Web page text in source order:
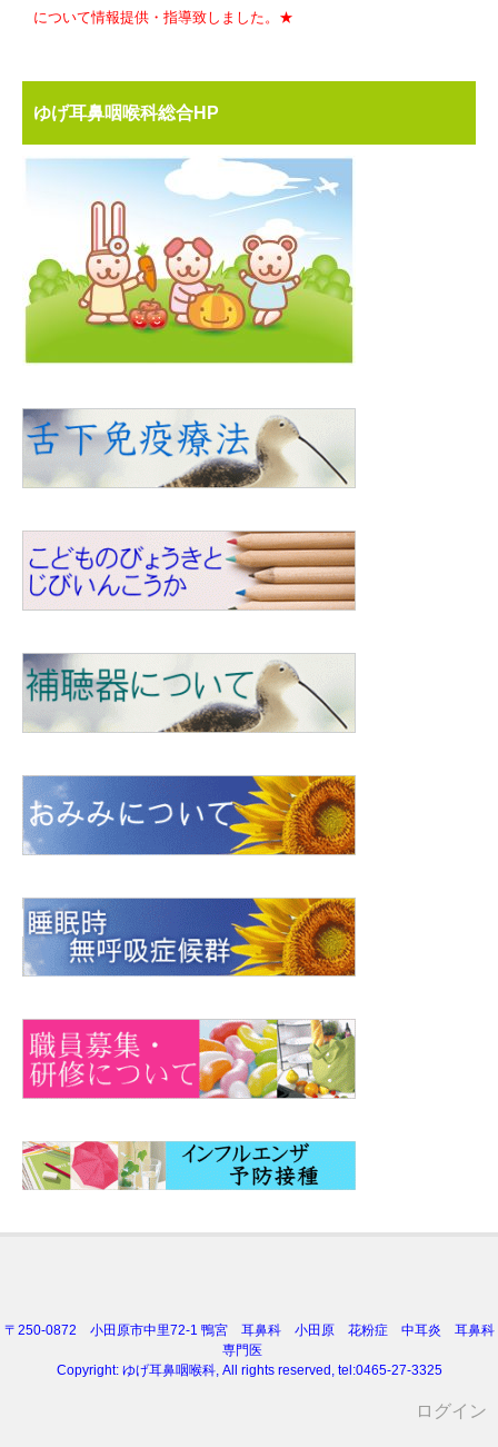
について情報提供・指導致しました。★
ゆげ耳鼻咽喉科総合HP
〒250-0872 小田原市中里72-1 鴨宮 耳鼻科 小田原 花粉症 中耳炎 耳鼻科
専門医
Copyright: ゆげ耳鼻咽喉科, All rights reserved, tel:0465-27-3325
ログイン